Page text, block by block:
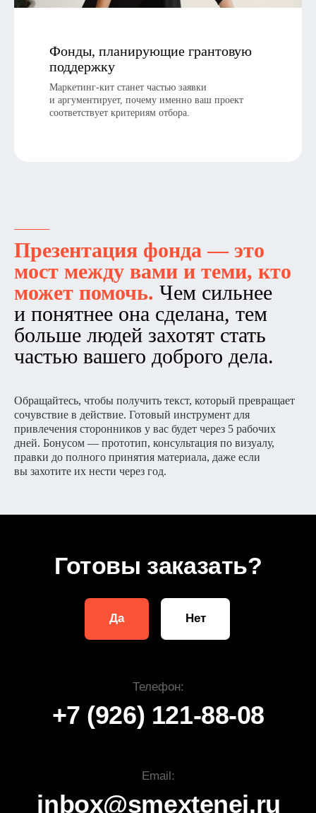
Фонды, планирующие грантовую
поддержку
Маркетинг-кит станет частью заявки
и аргументирует, почему именно ваш проект
соответствует критериям отбора.
Презентация фонда — это
мост между вами и теми, кто
может помочь. Чем сильнее
и понятнее она сделана, тем
больше людей захотят стать
частью вашего доброго дела.
Обращайтесь, чтобы получить текст, который превращает
сочувствие в действие. Готовый инструмент для
привлечения сторонников у вас будет через 5 рабочих
дней. Бонусом — прототип, консультация по визуалу,
правки до полного принятия материала, даже если
вы захотите их нести через год.